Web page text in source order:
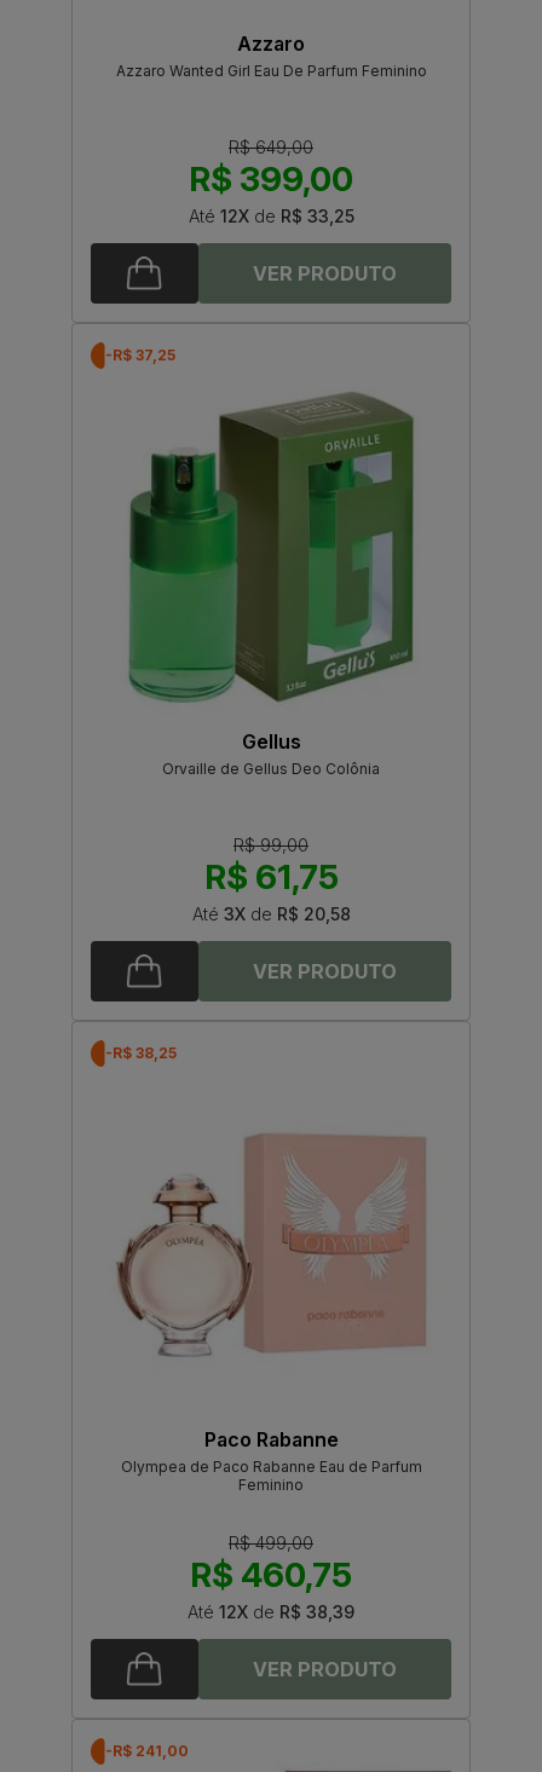
Azzaro
Azzaro Wanted Girl Eau De Parfum Feminino
R$ 649,00
R$ 399,00
Até 12Xde R$ 33,25
-R$ 37,25
Gellus
Orvaille de Gellus Deo Colônia
R$ 99,00
R$ 61,75
Até 3Xde R$ 20,58
-R$ 38,25
Paco Rabanne
Olympea de Paco Rabanne Eau de Parfum
Feminino
R$ 499,00
R$ 460,75
Até 12X de R$ 38,39
-R$ 241,00